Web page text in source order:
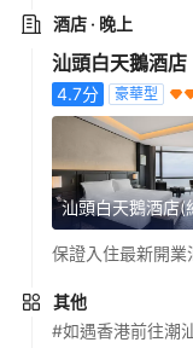
酒店 · 晚上
汕頭白天鵝酒店
4.7分 豪華型
保證入住最新開
其他
#如遇香港前往潮